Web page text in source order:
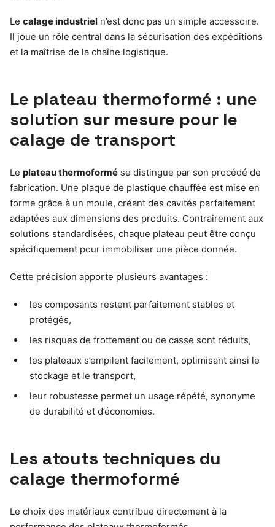
Le calage industriel n’est donc pas un simple accessoire.
Il joue un rôle central dans la sécurisation des expéditions
et la maîtrise de la chaîne logistique.
Le plateau thermoformé : une
solution sur mesure pour le
calage de transport
Le plateau thermoformé se distingue par son procédé de
fabrication. Une plaque de plastique chauffée est mise en
forme grâce à un moule, créant des cavités parfaitement
adaptées aux dimensions des produits. Contrairement aux
solutions standardisées, chaque plateau peut être conçu
spécifiquement pour immobiliser une pièce donnée.
Cette précision apporte plusieurs avantages :
les composants restent parfaitement stables et
protégés,
les risques de frottement ou de casse sont réduits,
les plateaux s’empilent facilement, optimisant ainsi le
stockage et le transport,
leur robustesse permet un usage répété, synonyme
de durabilité et d’économies.
Les atouts techniques du
calage thermoformé
Le choix des matériaux contribue directement à la